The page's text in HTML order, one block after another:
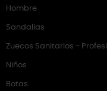
Hombre
Sandalias
Zuecos Sanitarios -
Niños
Botas